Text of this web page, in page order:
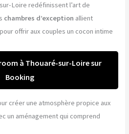
Loire redéfinissent l’art de
chambres d’exception allient
offrir aux couples un cocon intime
à Thouaré-sur-Loire sur
Booking
créer une atmosphère propice aux
un aménagement qui comprend